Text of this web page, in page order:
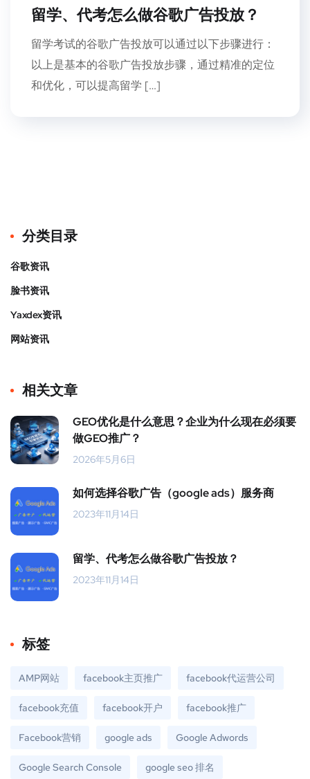
留学、代考怎么做谷歌广告投放？
留学考试的谷歌广告投放可以通过以下步骤进行：
以上是基本的谷歌广告投放步骤，通过精准的定位
和优化，可以提高留学 […]
分类目录
谷歌资讯
脸书资讯
Yaxdex资讯
网站资讯
相关文章
GEO优化是什么意思？企业为什么现在必须要
做GEO推广？
2026年5月6日
如何选择谷歌广告（google ads）服务商
2023年11月14日
留学、代考怎么做谷歌广告投放？
2023年11月14日
标签
AMP网站 facebook主页推广 facebook代运营公司
facebook充值 facebook开户 facebook推广
Facebook营销 google ads Google Adwords
Google Search Console google seo 排名